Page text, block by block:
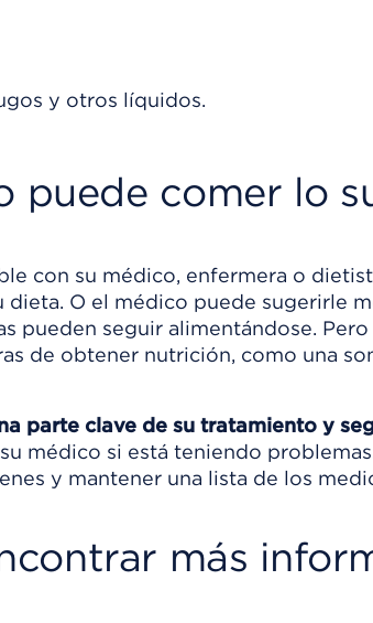
y otros líquidos.
puede comer lo
con su médico, enfermera o
dieta. O el médico puede sugerirle
pueden seguir alimentándose.
de obtener nutrición, como una
parte clave de su tratamiento y
médico si está teniendo
y mantener una lista de los
más